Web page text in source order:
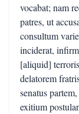
vocabat; nam
patres, ut
consultum
inciderat,
[aliquid]
delatorem
senatus
exitium